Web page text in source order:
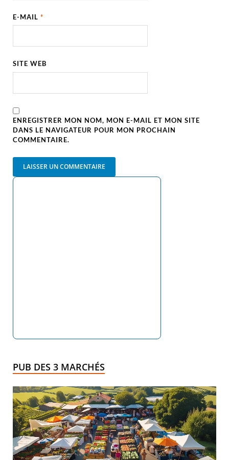
E-MAIL*
SITE WEB
ENREGISTRER MON NOM, MON E-MAIL ET MON SITE
DANS LE NAVIGATEUR POUR MON PROCHAIN
COMMENTAIRE.
PUB DES 3 MARCHÉS